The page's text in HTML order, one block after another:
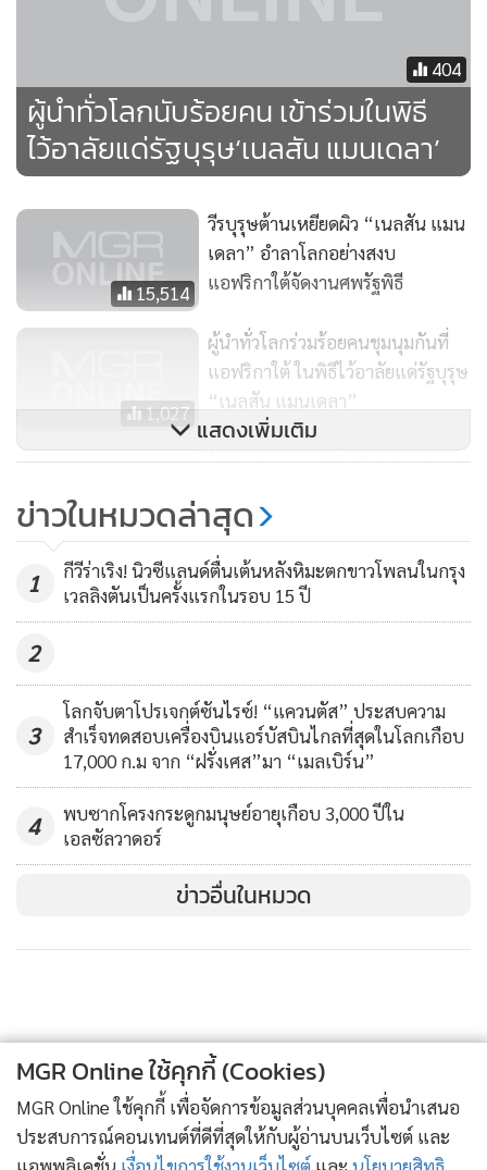
และใช้นโยบายเชื่อมไมตรีกับกลุ่มก้อนต่างๆ ในสังคม จนนำมาสู่
การเลือกตั้งตามระบอบประชาธิปไตยครั้งแรกของประเทศในปี
1994
แมนเดลา ได้รับรางวัลโนเบลสาขาสันติภาพในปี 1993 ร่วมกับ
ประธานาธิบดี เอฟ. ดับเบิลยู. เดอ เคลิร์ก ผู้นำคนสุดท้ายของ
แอฟริกาใต้ในยุคแบ่งแยกผิว เนื่องจากทั้งคู่ได้ร่วมผลักดันจน
ทำให้แอฟริกาใต้ก้าวข้ามยุคแห่งการปกครองโดยชนผิวขาวมาสู่
การมีรัฐบาลที่มาจากการเลือกตั้งโดยพลเมืองทุกสีผิวได้มีสิทธิ
ออกเสียงอย่างเท่าเทียมกัน
แมนเดลา เริ่มป่วยเป็นโรคปอดตั้งแต่ถูกขังอยู่ในเรือนจำบนเกาะ
ร็อบเบน อาการของเขาทรุดหนักลงในช่วงปลายปี 2012 และ
ต้องเข้าออกโรงพยาบาลบ่อยครั้ง ก่อนจะสิ้นลมอย่างสงบเมื่อวัน
ที่ 5 ธันวาคม ปี 2013 ที่บ้านพักในนครโยฮันเนสเบิร์ก สิริอายุ 95
404
ผู้นำทั่วโลกนับร้อยคน เข้าร่วมในพิธี
ไว้อาลัยแด่รัฐบุรุษ‘เนลสัน แมนเดลา’
15,514
วีรบุรุษต้านเหยียดผิว “เนลสัน แมน
เดลา” อำลาโลกอย่างสงบ
แอฟริกาใต้จัดงานศพรัฐพิธี
1,027
ผู้นำทั่วโลกร่วมร้อยคนชุมนุมกันที่
แอฟริกาใต้ ในพิธีไว้อาลัยแด่รัฐบุรุษ
“เนลสัน แมนเดลา”
1,024
ฝังศพ “แมนเดลา” 15 ธ.ค.-ทางการ
โลกแห่ร่วม
แสดงเพิ่มเติม
ข่าวในหมวดล่าสุด
1
กีวีร่าเริง! นิวซีแลนด์ตื่นเต้นหลังหิมะตกขาวโพลนในกรุง
เวลลิงตันเป็นครั้งแรกในรอบ 15 ปี
2
3
โลกจับตาโปรเจกต์ซันไรซ์! “แควนตัส” ประสบความ
สำเร็จทดสอบเครื่องบินแอร์บัสบินไกลที่สุดในโลกเกือบ
17,000 ก.ม จาก “ฝรั่งเศส”มา “เมลเบิร์น”
4
พบซากโครงกระดูกมนุษย์อายุเกือบ 3,000 ปีใน
เอลซัลวาดอร์
ข่าวอื่นในหมวด
MGR Online ใช้คุกกี้ (Cookies)
MGR Online ใช้คุกกี้ เพื่อจัดการข้อมูลส่วนบุคคลเพื่อนำเสนอ
ประสบการณ์คอนเทนต์ที่ดีที่สุดให้กับผู้อ่านบนเว็บไซต์ และ